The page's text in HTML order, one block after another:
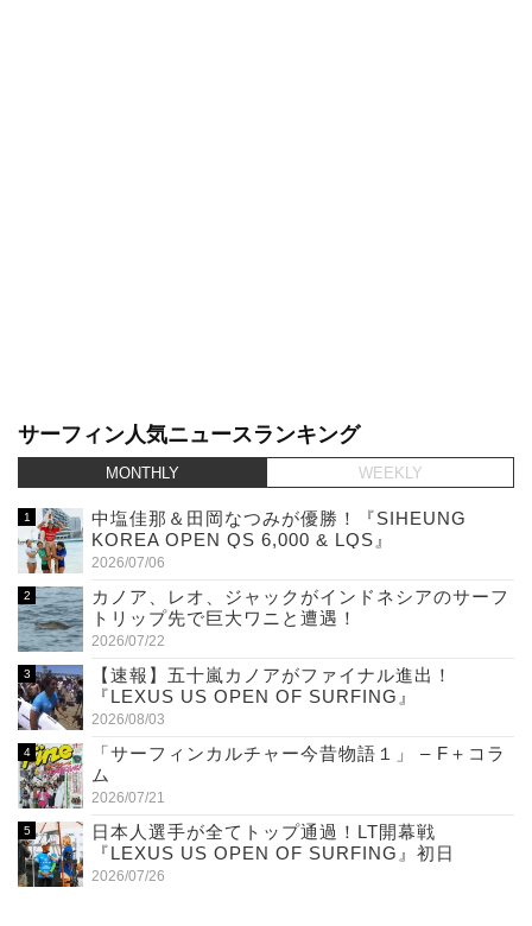
サーフィン人気ニュースランキング
MONTHLY WEEKLY
中塩佳那＆田岡なつみが優勝！『SIHEUNG
KOREA OPEN QS 6,000 & LQS』
2026/07/06
カノア、レオ、ジャックがインドネシアのサーフ
トリップ先で巨大ワニと遭遇！
2026/07/22
【速報】五十嵐カノアがファイナル進出！
『LEXUS US OPEN OF SURFING』
2026/08/03
「サーフィンカルチャー今昔物語１」 – F＋コラ
ム
2026/07/21
日本人選手が全てトップ通過！LT開幕戦
『LEXUS US OPEN OF SURFING』初日
2026/07/26